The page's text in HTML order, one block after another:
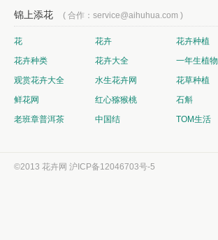
锦上添花 ( 合作：service@aihuhua.com )
花 花卉 花卉种植
花卉种类
花卉大全 一年生植物
观赏花卉大全
水生花卉网 花草种植
鲜花网
红心猕猴桃 石斛
老班章普洱茶
中国结 TOM生活
©2013 花卉网 沪ICP备12046703号-5